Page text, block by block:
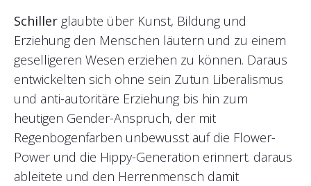
Schiller glaubte über Kunst, Bildung und
Erziehung den Menschen läutern und zu einem
geselligeren Wesen erziehen zu können. Daraus
entwickelten sich ohne sein Zutun Liberalismus
und anti-autoritäre Erziehung bis hin zum
heutigen Gender-Anspruch, der mit
Regenbogenfarben unbewusst auf die Flower-
Power und die Hippy-Generation erinnert. daraus
ableitete und den Herrenmensch damit